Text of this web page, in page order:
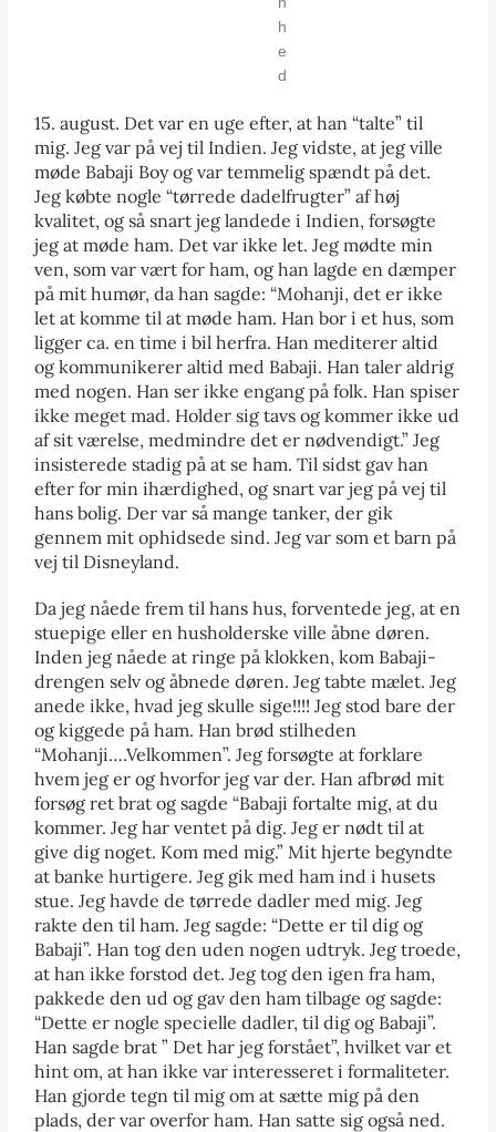
h
e
d
15. august. Det var en uge efter, at han “talte” til
mig. Jeg var på vej til Indien. Jeg vidste, at jeg ville
møde Babaji Boy og var temmelig spændt på det.
Jeg købte nogle “tørrede dadelfrugter” af høj
kvalitet, og så snart jeg landede i Indien, forsøgte
jeg at møde ham. Det var ikke let. Jeg mødte min
ven, som var vært for ham, og han lagde en dæmper
på mit humør, da han sagde: “Mohanji, det er ikke
let at komme til at møde ham. Han bor i et hus, som
ligger ca. en time i bil herfra. Han mediterer altid
og kommunikerer altid med Babaji. Han taler aldrig
med nogen. Han ser ikke engang på folk. Han spiser
ikke meget mad. Holder sig tavs og kommer ikke ud
af sit værelse, medmindre det er nødvendigt.” Jeg
insisterede stadig på at se ham. Til sidst gav han
efter for min ihærdighed, og snart var jeg på vej til
hans bolig. Der var så mange tanker, der gik
gennem mit ophidsede sind. Jeg var som et barn på
vej til Disneyland.
Da jeg nåede frem til hans hus, forventede jeg, at en
stuepige eller en husholderske ville åbne døren.
Inden jeg nåede at ringe på klokken, kom Babaji-
drengen selv og åbnede døren. Jeg tabte mælet. Jeg
anede ikke, hvad jeg skulle sige!!!! Jeg stod bare der
og kiggede på ham. Han brød stilheden
“Mohanji….Velkommen”. Jeg forsøgte at forklare
hvem jeg er og hvorfor jeg var der. Han afbrød mit
forsøg ret brat og sagde “Babaji fortalte mig, at du
kommer. Jeg har ventet på dig. Jeg er nødt til at
give dig noget. Kom med mig.” Mit hjerte begyndte
at banke hurtigere. Jeg gik med ham ind i husets
stue. Jeg havde de tørrede dadler med mig. Jeg
rakte den til ham. Jeg sagde: “Dette er til dig og
Babaji”. Han tog den uden nogen udtryk. Jeg troede,
at han ikke forstod det. Jeg tog den igen fra ham,
pakkede den ud og gav den ham tilbage og sagde:
“Dette er nogle specielle dadler, til dig og Babaji”.
Han sagde brat ” Det har jeg forstået”, hvilket var et
hint om, at han ikke var interesseret i formaliteter.
Han gjorde tegn til mig om at sætte mig på den
plads, der var overfor ham. Han satte sig også ned.